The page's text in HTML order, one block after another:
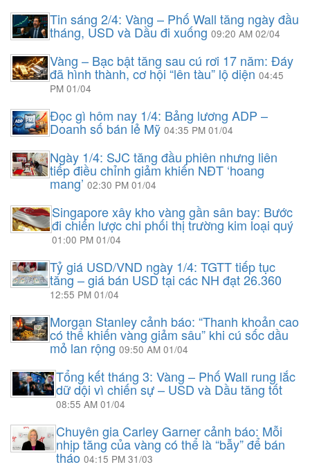
Tin sáng 2/4: Vàng – Phố Wall tăng ngày đầu
tháng, USD và Dầu đi xuống 09:20 AM 02/04
Vàng – Bạc bật tăng sau cú rơi 17 năm: Đáy
đã hình thành, cơ hội “lên tàu” lộ diện 04:45
PM 01/04
Đọc gì hôm nay 1/4: Bảng lương ADP –
Doanh số bán lẻ Mỹ 04:35 PM 01/04
Ngày 1/4: SJC tăng đầu phiên nhưng liên
tiếp điều chỉnh giảm khiến NĐT ‘hoang
mang’ 02:30 PM 01/04
Singapore xây kho vàng gần sân bay: Bước
đi chiến lược chi phối thị trường kim loại quý
01:00 PM 01/04
Tỷ giá USD/VND ngày 1/4: TGTT tiếp tục
tăng – giá bán USD tại các NH đạt 26.360
12:55 PM 01/04
Morgan Stanley cảnh báo: “Thanh khoản cao
có thể khiến vàng giảm sâu” khi cú sốc dầu
mỏ lan rộng 09:50 AM 01/04
Tổng kết tháng 3: Vàng – Phố Wall rung lắc
dữ dội vì chiến sự – USD và Dầu tăng tốt
08:55 AM 01/04
Chuyên gia Carley Garner cảnh báo: Mỗi
nhịp tăng của vàng có thể là “bẫy” để bán
tháo04:15 PM 31/03